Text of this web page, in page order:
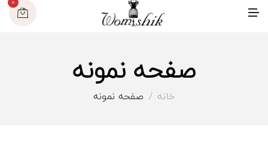
صفحه نمونه
خانه صفحه نمونه